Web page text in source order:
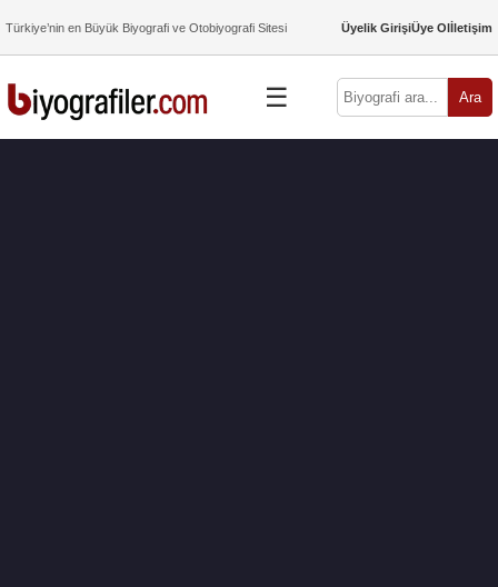
Türkiye’nin en Büyük Biyografi ve Otobiyografi Sitesi Üyelik GirişiÜye Olİletişim
☰ Ara